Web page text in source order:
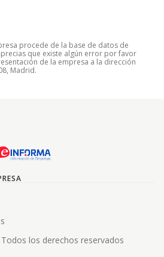
procede de la base de datos de
aprecias que existe algún error por favor
de la empresa a la dirección
Madrid.
los derechos reservados